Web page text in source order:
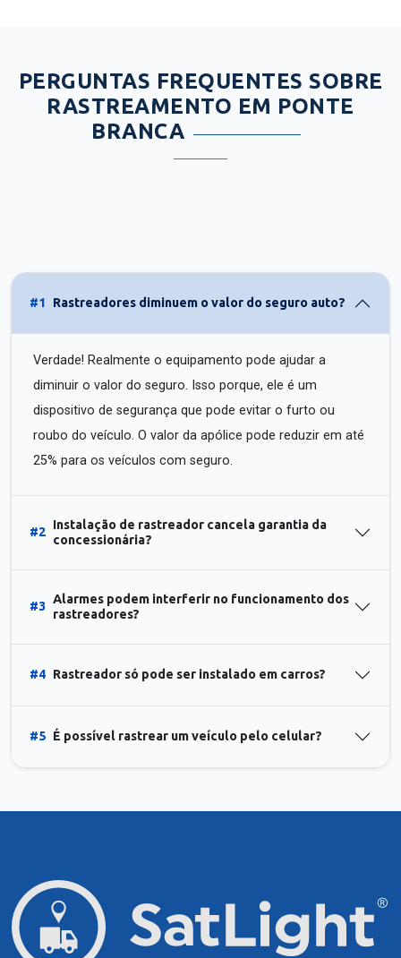
PERGUNTAS FREQUENTES SOBRE
RASTREAMENTO EM PONTE
BRANCA
#1 Rastreadores diminuem o valor do seguro auto?
Verdade! Realmente o equipamento pode ajudar a
diminuir o valor do seguro. Isso porque, ele é um
dispositivo de segurança que pode evitar o furto ou
roubo do veículo. O valor da apólice pode reduzir em até
25% para os veículos com seguro.
#2
Instalação de rastreador cancela garantia da
concessionária?
#3
Alarmes podem interferir no funcionamento dos
rastreadores?
#4 Rastreador só pode ser instalado em carros?
#5 É possível rastrear um veículo pelo celular?